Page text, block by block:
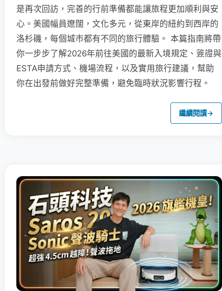
是再次回訪，完善的行前準備都能讓旅程更加順利與安
心。美國幅員遼闊，文化多元，從東岸的紐約到西岸的
洛杉磯，每個城市都有不同的旅行體驗。 本篇指南將帶
你一步步了解2026年前往美國的最新入境規定、簽證與
ESTA申請方式、機場流程，以及實用旅行建議，幫助
你在出發前做好完整準備，避免臨時狀況影響行程。
繼續閱讀→